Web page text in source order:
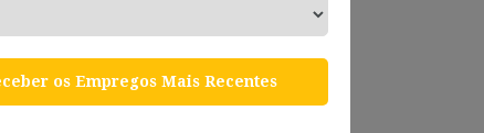
para que puedas llegar a las
para que puedas crecer y llegar
os Empregos Mais Recentes